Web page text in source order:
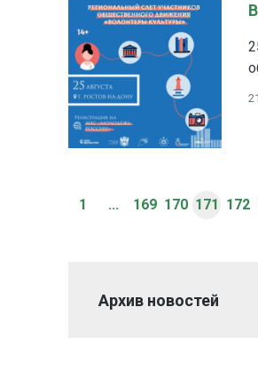
1 ... 169 170 171 172
Архив новостей